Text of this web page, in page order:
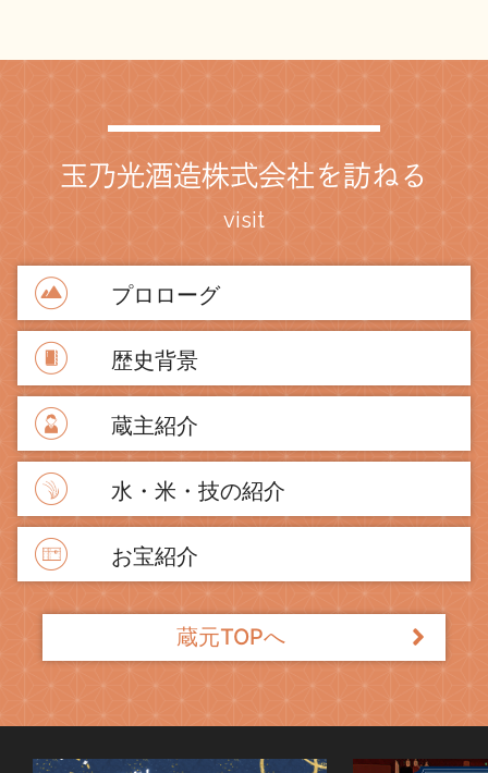
玉乃光酒造株式会社を訪ねる
visit
プロローグ
歴史背景
蔵主紹介
水・米・技の紹介
お宝紹介
蔵元TOPへ